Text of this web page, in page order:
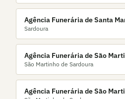
Agência Funerária de Santa
Sardoura
Agência Funerária de São
São Martinho de Sardoura
Agência Funerária de São